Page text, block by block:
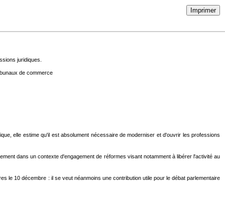
Imprimer
juridiques.
de commerce
elle estime qu'il est absolument nécessaire de moderniser et d'ouvrir les professions
dans un contexte d'engagement de réformes visant notamment à libérer l'activité au
le 10 décembre : il se veut néanmoins une contribution utile pour le débat parlementaire